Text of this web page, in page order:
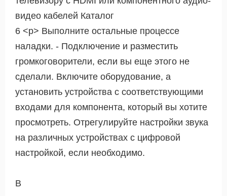
видео кабелей Каталог
6 <р> Выполните остальные процессе
наладки. - Подключение и разместить
громкоговорители, если вы еще этого не
сделали. Включите оборудование, а
установить устройства с соответствующими
входами для компонента, который вы хотите
просмотреть. Отрегулируйте настройки звука
на различных устройствах с цифровой
настройкой, если необходимо.
В